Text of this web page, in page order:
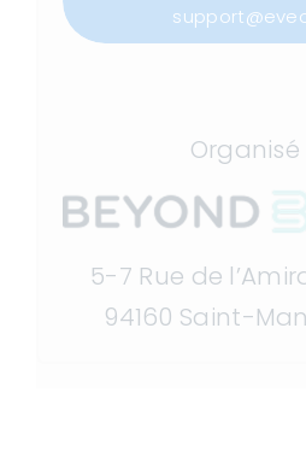
5-7 Rue de
94160 Saint-